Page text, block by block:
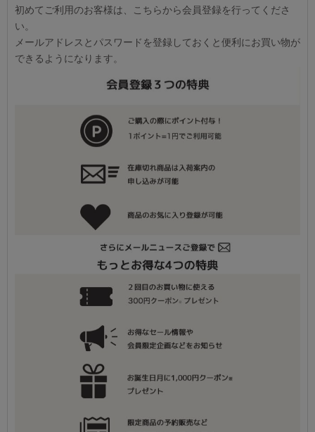
初めてご利用のお客様は、こちらから会員登録を行ってくださ
い。
メールアドレスとパスワードを登録しておくと便利にお買い物が
できるようになります。